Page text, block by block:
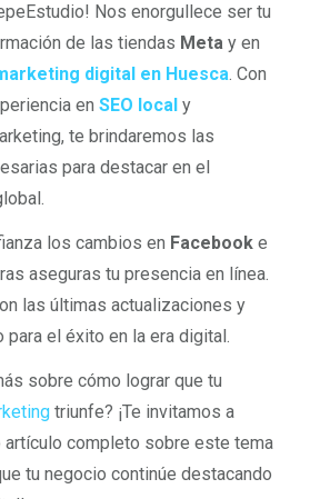
Nos enorgullece ser tu
de las tiendas Meta y en
digital en Huesca. Con
en SEO local y
te brindaremos las
para destacar en el
los cambios en Facebook e
aseguras tu presencia en línea.
las últimas actualizaciones y
para el éxito en la era digital.
sobre cómo lograr que tu
triunfe? ¡Te invitamos a
artículo completo sobre este tema
tu negocio continúe destacando